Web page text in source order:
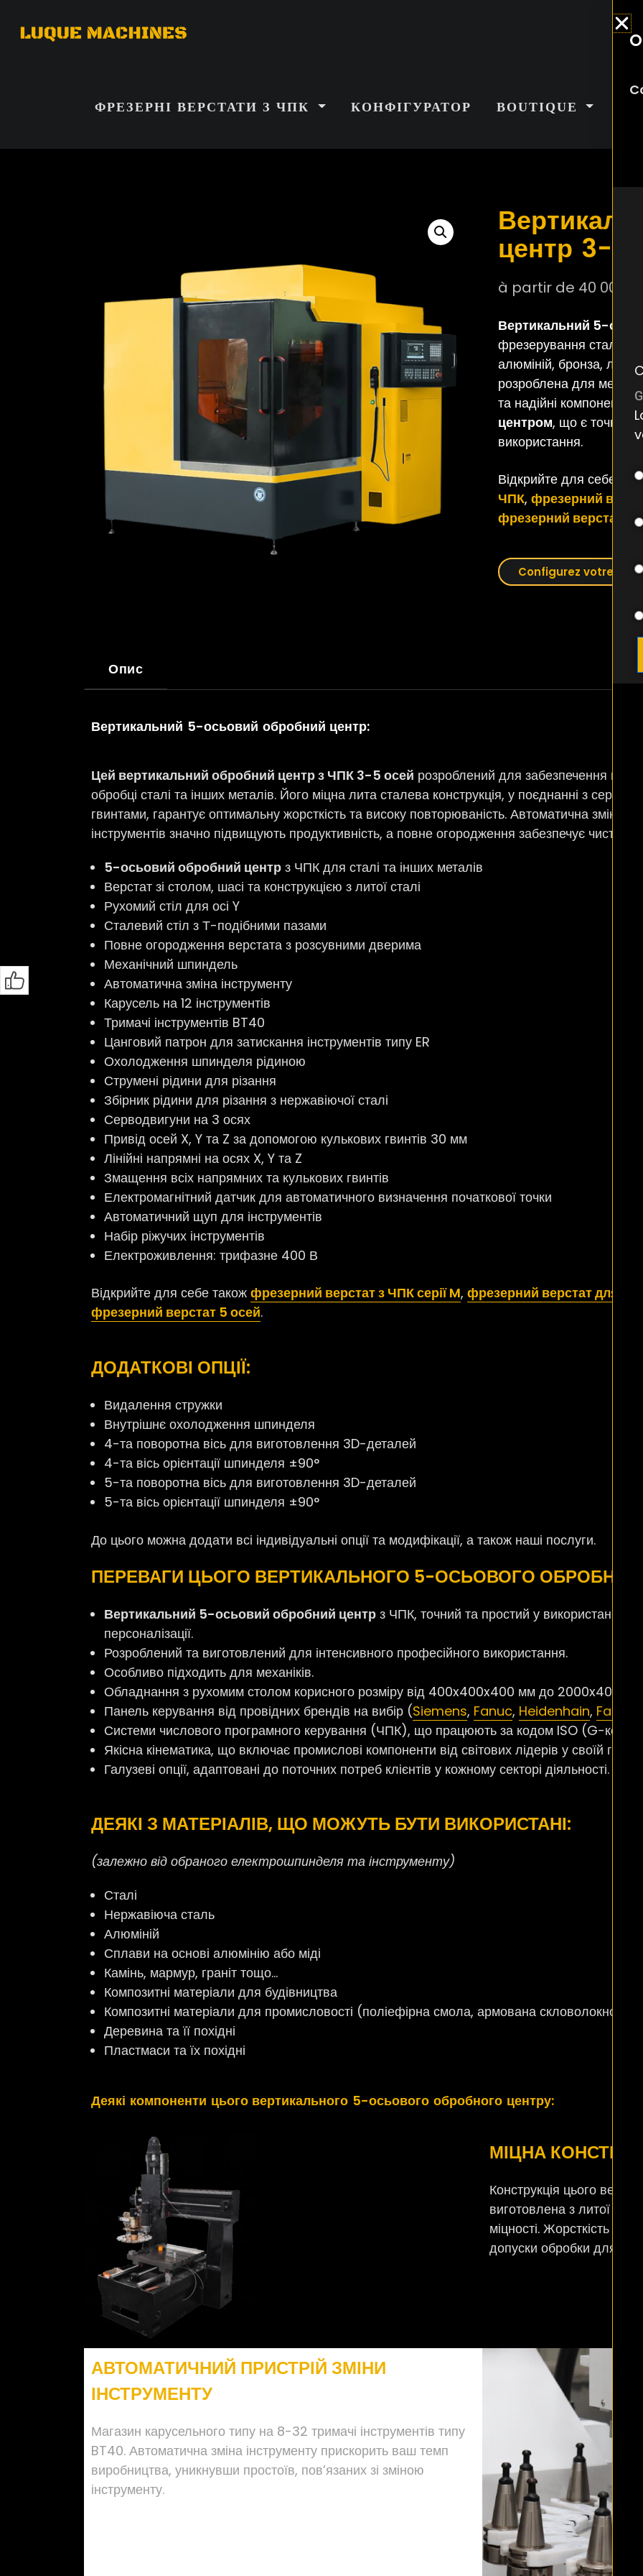
ФРЕЗЕРНІ ВЕРСТАТИ З ЧПК КОНФІГУРАТОР BOUTIQUE
центр 3-5
à partir de 40 000
Вертикальний 5-
фрезерування сталі та
алюміній, бронза,
розроблена для
та надійні компоненти
центром, що є точним
використання.
Відкрийте для себе
ЧПК,фрезерний
фрезерний верстат з
Configurez votre
Опис
Вертикальний 5-осьовий обробний центр:
Цей вертикальний обробний центр з ЧПК 3-5 осей розроблений для забезпечення
обробці сталі та інших металів. Його міцна лита сталева конструкція, у поєднанні з
гвинтами, гарантує оптимальну жорсткість та високу повторюваність. Автоматична зміна
інструментів значно підвищують продуктивність, а повне огородження забезпечує чисте
5-осьовий обробний центр з ЧПК для сталі та інших металів
Верстат зі столом, шасі та конструкцією з литої сталі
Рухомий стіл для осі Y
Сталевий стіл з Т-подібними пазами
Повне огородження верстата з розсувними дверима
Механічний шпиндель
Автоматична зміна інструменту
Карусель на 12 інструментів
Тримачі інструментів BT40
Цанговий патрон для затискання інструментів типу ER
Охолодження шпинделя рідиною
Струмені рідини для різання
Збірник рідини для різання з нержавіючої сталі
Серводвигуни на 3 осях
Привід осей X, Y та Z за допомогою кулькових гвинтів 30 мм
Лінійні напрямні на осях X, Y та Z
Змащення всіх напрямних та кулькових гвинтів
Електромагнітний датчик для автоматичного визначення початкової точки
Автоматичний щуп для інструментів
Набір ріжучих інструментів
Електроживлення: трифазне 400 В
Відкрийте для себе також фрезерний верстат з ЧПК серії M, фрезерний верстат для
фрезерний верстат 5 осей.
ДОДАТКОВІ ОПЦІЇ:
Видалення стружки
Внутрішнє охолодження шпинделя
4-та поворотна вісь для виготовлення 3D-деталей
4-та вісь орієнтації шпинделя ±90°
5-та поворотна вісь для виготовлення 3D-деталей
5-та вісь орієнтації шпинделя ±90°
До цього можна додати всі індивідуальні опції та модифікації, а також наші послуги.
ПЕРЕВАГИ ЦЬОГО ВЕРТИКАЛЬНОГО 5-ОСЬОВОГО ОБРОБНОГО
Вертикальний 5-осьовий обробний центр з ЧПК, точний та простий у використанні, з
персоналізації.
Розроблений та виготовлений для інтенсивного професійного використання.
Особливо підходить для механіків.
Обладнання з рухомим столом корисного розміру від 400x400x400 мм до
Панель керування від провідних брендів на вибір (Siemens, Fanuc, Heidenhain, Fagor
Системи числового програмного керування (ЧПК), що працюють за кодом ISO (G-код та
Якісна кінематика, що включає промислові компоненти від світових лідерів у своїй
Галузеві опції, адаптовані до поточних потреб клієнтів у кожному секторі діяльності.
ДЕЯКІ З МАТЕРІАЛІВ, ЩО МОЖУТЬ БУТИ ВИКОРИСТАНІ:
(залежно від обраного електрошпинделя та інструменту)
Сталі
Нержавіюча сталь
Алюміній
Сплави на основі алюмінію або міді
Камінь, мармур, граніт тощо…
Композитні матеріали для будівництва
Композитні матеріали для промисловості (поліефірна смола, армована скловолокном,
Деревина та її похідні
Пластмаси та їх похідні
Деякі компоненти цього вертикального 5-осьового обробного центру:
МІЦНА
Конструкція цього
виготовлена з литої
міцності. Жорсткість
допуски обробки для
АВТОМАТИЧНИЙ ПРИСТРІЙ ЗМІНИ
ІНСТРУМЕНТУ
Магазин карусельного типу на 8-32 тримачі інструментів типу
BT40. Автоматична зміна інструменту прискорить ваш темп
виробництва, уникнувши простоїв, пов’язаних зі зміною
інструменту.